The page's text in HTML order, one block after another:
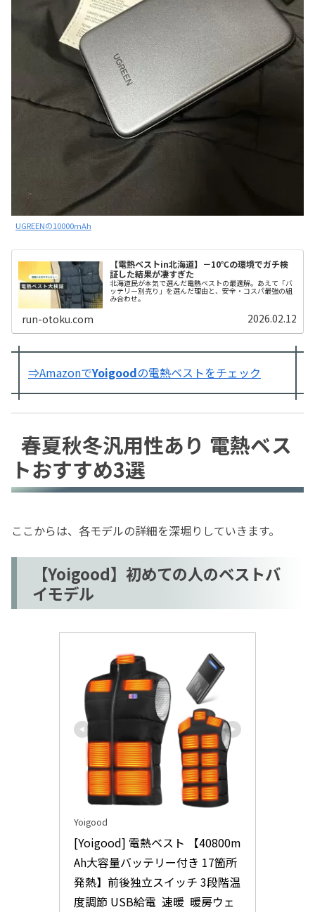
UGREENの10000mAh
【電熱ベストin北海道】－10℃の環境でガチ検
証した結果が凄すぎた
北海道民が本気で選んだ電熱ベストの最適解。あえて「バ
ッテリー別売り」を選んだ理由と、安全・コスパ最強の組
み合わせ。
run-otoku.com 2026.02.12
⇒AmazonでYoigoodの電熱ベストをチェック
春夏秋冬汎用性あり 電熱ベス
トおすすめ3選
ここからは、各モデルの詳細を深堀りしていきます。
【Yoigood】初めての人のベストバ
イモデル
Yoigood
[Yoigood] 電熱ベスト 【40800m
Ah大容量バッテリー付き 17箇所
発熱】前後独立スイッチ 3段階温
度調節 USB給電  速暖  暖房ウェ